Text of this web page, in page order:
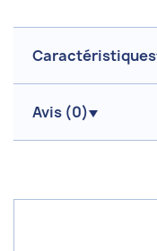
Caractéristiques
Avis (0)